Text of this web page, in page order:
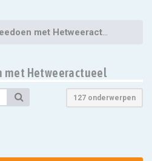
met Hetweeractueel
met Hetweeractueel
127 onderwerpen